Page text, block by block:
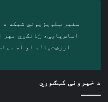
ارزښت‌پاله او ‎له سیاسي اړخه بې‌پرې رسنۍ ده.
د خپرونې کټګوري